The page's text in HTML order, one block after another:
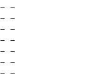
–
–
–
–
–
–
–
–
–
–
–
–
–
–